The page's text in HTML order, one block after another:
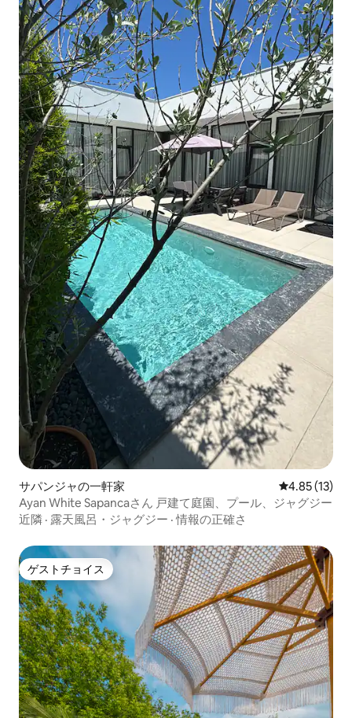
サパンジャの一軒家 レビュー13
4.85 (13)
Ayan White Sapancaさん 戸建て庭園、プール、ジャグジー
近隣 · 露天風呂・ジャグジー ·情報の正確さ
ゲストチョイス
ゲストチョイス